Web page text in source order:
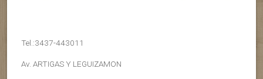
Tel.:3437-443011
Av. ARTIGAS Y LEGUIZAMON